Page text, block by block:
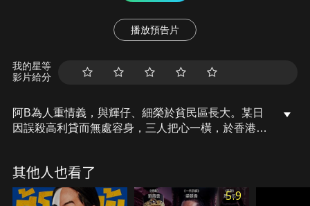
播放預告片
我的星等
影片給分
阿B為人重情義，與輝仔、細榮於貧民區長大。某日
因誤殺高利貸而無處容身，三人把心一橫，於香港暴
過程中遇上越共，造成輝仔頭部中槍…阿B傷癒醒
來，發覺細榮已利慾薰心，兄弟間情義似乎亦盡…
其他人也看了
5.9